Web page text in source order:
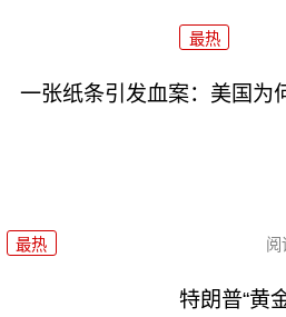
最热
一张纸条引发血案：美国为
最热 阅
特朗普“黄